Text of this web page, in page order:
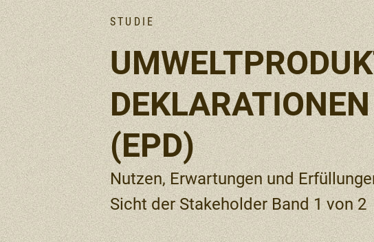
STUDIE
DEKLARATIONEN
(EPD)
Nutzen, Erwartungen und
Sicht der Stakeholder Band 1 von 2